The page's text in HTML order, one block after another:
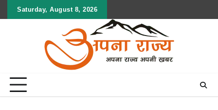
Saturday, August 8, 2026